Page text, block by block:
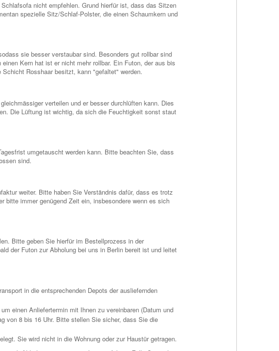
nicht empfehlen. Grund hierfür ist, dass das Sitzen
spezielle Sitz/Schlaf-Polster, die einen Schaumkern und
sie besser verstaubar sind. Besonders gut rollbar sind
Kern hat ist er nicht mehr rollbar. Ein Futon, der aus bis
Rosshaar besitzt, kann "gefaltet" werden.
verteilen und er besser durchlüften kann. Dies
Die Lüftung ist wichtig, da sich die Feuchtigkeit sonst staut
umgetauscht werden kann. Bitte beachten Sie, dass
sind.
weiter. Bitte haben Sie Verständnis dafür, dass es trotz
bitte immer genügend Zeit ein, insbesondere wenn es sich
Bitte geben Sie hierfür im Bestellprozess in der
der Futon zur Abholung bei uns in Berlin bereit ist und leitet
in die entsprechenden Depots der ausliefernden
einen Anliefertermin mit Ihnen zu vereinbaren (Datum und
von 8 bis 16 Uhr. Bitte stellen Sie sicher, dass Sie die
Sie wird nicht in die Wohnung oder zur Haustür getragen.